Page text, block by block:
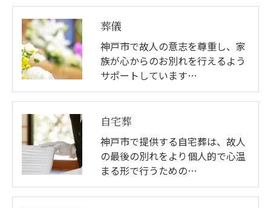
葬儀
神戸市で故人の意志を尊重し、家
族が心からのお別れを行えるよう
サポートしています…
自宅葬
神戸市で提供する自宅葬は、故人
の最後の別れをより個人的で心温
まる形で行うための…